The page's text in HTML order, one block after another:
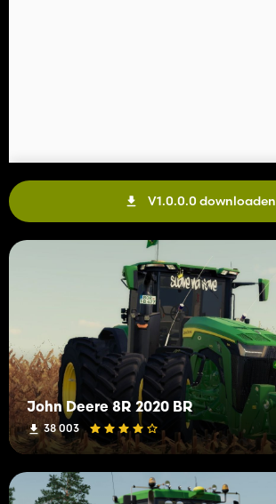
V1.0.0.0 downloaden
John Deere 8R 2020 BR
38 003